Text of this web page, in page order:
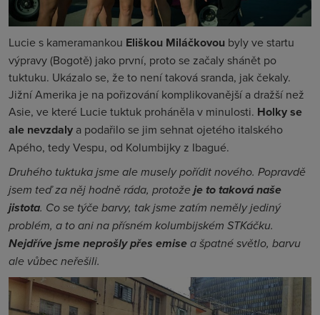
Lucie s kameramankou Eliškou Miláčkovou byly ve startu
výpravy (Bogotě) jako první, proto se začaly shánět po
tuktuku. Ukázalo se, že to není taková sranda, jak čekaly.
Jižní Amerika je na pořizování komplikovanější a dražší než
Asie, ve které Lucie tuktuk proháněla v minulosti. Holky se
ale nevzdaly a podařilo se jim sehnat ojetého italského
Apého, tedy Vespu, od Kolumbijky z Ibagué.
Druhého tuktuka jsme ale musely pořídit nového. Popravdě
jsem teď za něj hodně ráda, protožeje to taková naše
jistota. Co se týče barvy, tak jsme zatím neměly jediný
problém, a to ani na přísném kolumbijském STKáčku.
Nejdříve jsme neprošly přes emisea špatné světlo, barvu
ale vůbec neřešili.